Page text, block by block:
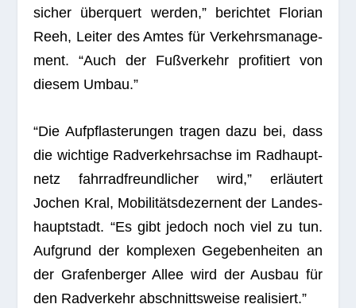
sicher über­quert wer­den,” berich­tet Flo­rian
Reeh, Lei­ter des Amtes für Ver­kehrs­ma­nage­
ment. “Auch der Fuß­ver­kehr pro­fi­tiert von
die­sem Umbau.”
“Die Auf­pflas­te­run­gen tra­gen dazu bei, dass
die wich­tige Rad­ver­kehrs­achse im Rad­haupt­
netz fahr­rad­freund­li­cher wird,” erläu­tert
Jochen Kral, Mobi­li­täts­de­zer­nent der Lan­des­
haupt­stadt. “Es gibt jedoch noch viel zu tun.
Auf­grund der kom­ple­xen Gege­ben­hei­ten an
der Gra­fen­ber­ger Allee wird der Aus­bau für
den Rad­ver­kehr abschnitts­weise realisiert.”